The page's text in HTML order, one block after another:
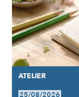
ATELIER
25/08/2026